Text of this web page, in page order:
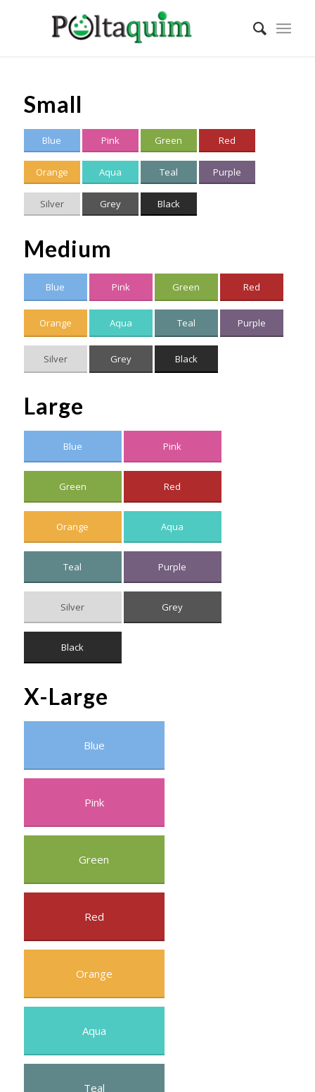
Small
Blue Pink Green Red
Orange Aqua Teal Purple
Silver Grey Black
Medium
Blue Pink Green Red
Orange Aqua Teal Purple
Silver Grey Black
Large
Blue Pink
Green Red
Orange Aqua
Teal Purple
Silver Grey
Black
X-Large
Blue
Pink
Green
Red
Orange
Aqua
Teal